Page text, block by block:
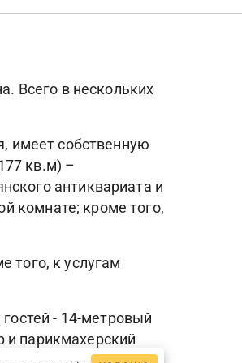
Всего в нескольких
имеет собственную
кв.м) –
антиквариата и
комнате; кроме того,
того, к услугам
- 14-метровый
и парикмахерский